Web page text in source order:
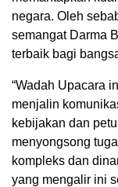
negara. Oleh
semangat Darma
terbaik bagi
“Wadah Upacara
menjalin
kebijakan dan
menyongsong
kompleks dan
yang mengalir ini